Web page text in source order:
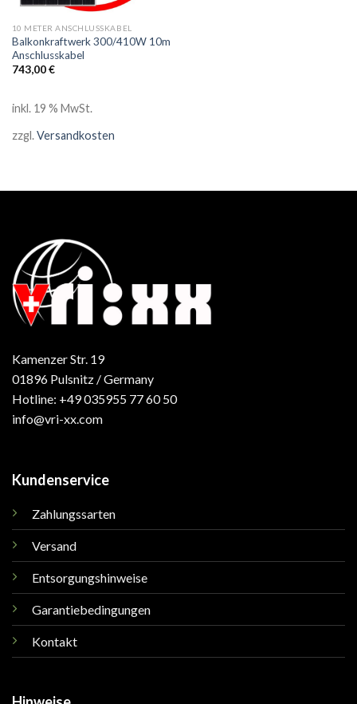
10 METER ANSCHLUSSKABEL
Balkonkraftwerk 300/410W 10m
Anschlusskabel
743,00€
inkl. 19 % MwSt.
zzgl.Versandkosten
Kamenzer Str. 19
01896 Pulsnitz / Germany
Hotline: +49 035955 77 60 50
info@vri-xx.com
Kundenservice
Zahlungssarten
Versand
Entsorgungshinweise
Garantiebedingungen
Kontakt